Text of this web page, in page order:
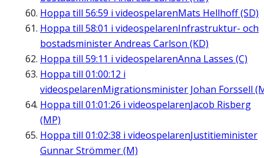
Hoppa till 56:59 i videospelarenMats Hellhoff (SD)
Hoppa till 58:01 i videospelarenInfrastruktur- och
bostadsminister Andreas Carlson (KD)
Hoppa till 59:11 i videospelarenAnna Lasses (C)
Hoppa till 01:00:12 i
videospelarenMigrationsminister Johan Forssell
Hoppa till 01:01:26 i videospelarenJacob Risberg
(MP)
Hoppa till 01:02:38 i videospelarenJustitieminister
Gunnar Strömmer (M)